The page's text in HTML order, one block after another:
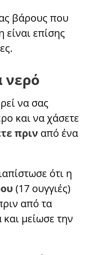
βάρους που
επίσης
νερό
να σας
και να χάσετε
πριν από ένα
ότι η
(17 ουγγιές)
από τα
μείωσε την